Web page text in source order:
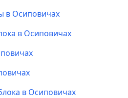
в Осиповичах
в Осиповичах
в Осиповичах